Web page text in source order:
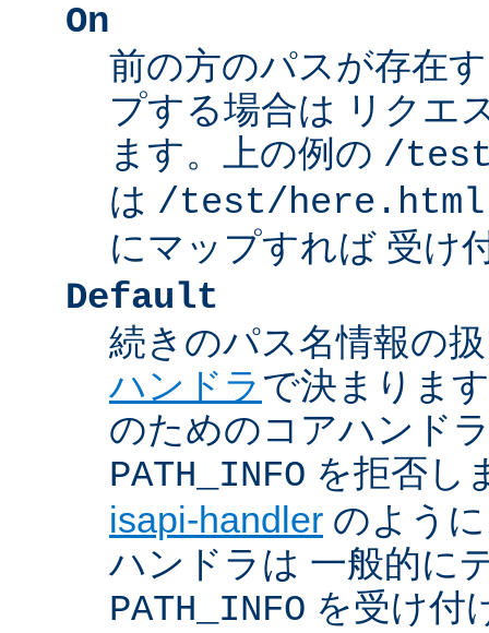
On
前の方のパスが存在
プする場合は リクエ
ます。上の例の /
は /test/here.html
にマップすれば 受け
Default
続きのパス名情報の
ハンドラで決まりま
のためのコアハンド
PATH_INFO を拒否し
isapi-handler のよう
ハンドラは 一般的に
PATH_INFO を受け付